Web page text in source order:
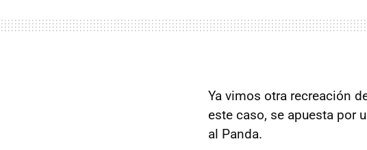
Ya vimos otra recreación
este caso, se apuesta por
al Panda.